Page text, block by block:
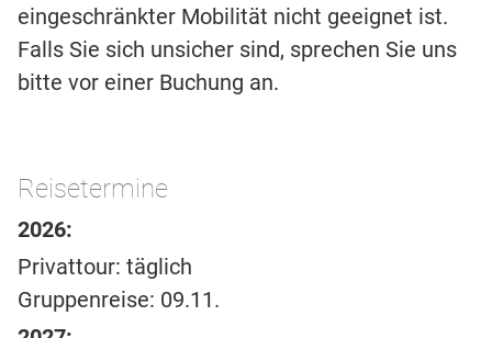
eingeschränkter Mobilität nicht geeignet ist.
Falls Sie sich unsicher sind, sprechen Sie uns
bitte vor einer Buchung an.
Reisetermine
2026:
Privattour: täglich
Gruppenreise: 09.11.